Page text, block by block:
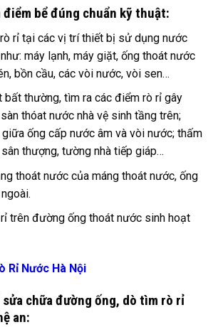
bể đúng chuẩn kỹ thuật:
rỉ tại các vị trí thiết bị sử dụng nước
máy lạnh, máy giặt, ống thoát nước
bồn cầu, các vòi nước, vòi sen…
bất thường, tìm ra các điểm rò rỉ gây
thóat nước nhà vệ sinh tầng trên;
ống cấp nước âm và vòi nước; thấm
thượng, tường nhà tiếp giáp…
thoát nước của máng thoát nước, ống
trên đường ống thoát nước sinh hoạt
Rỉ Nước Hà Nội
sửa chữa đường ống, dò tìm rò rỉ
an: